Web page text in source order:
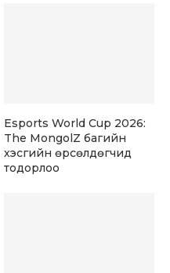
Esports World Cup 2026:
The MongolZ багийн
хэсгийн өрсөлдөгчид
тодорлоо